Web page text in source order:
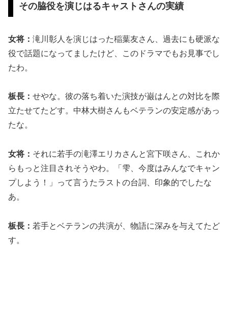
その脇役を演じはるキャストさんの実績
女将： 滝川彰人を演じはった稲葉友さん、過去にも硬派な
役で話題になってましたけど、このドラマでもお見事でし
たわ。
板長： せやな。彼の落ち着いた演技が巌はんとの対比を際
立たせてたどす。中林大樹さんもベテランの安定感があっ
たな。
女将： それに若手の滝澤エリカさんと宮下咲さん、これか
らもっと注目されそうやわ。「雫、今度はみんなでキャン
プしよう！」って言うたラストの台詞、印象的でしたな
あ。
板長： 若手とベテランの共演が、物語に深みを与えてたど
す。